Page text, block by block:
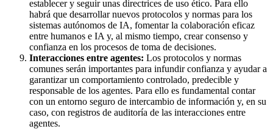
establecer y seguir unas directrices de uso ético. Para ello
habrá que desarrollar nuevos protocolos y normas para los
sistemas autónomos de IA, fomentar la colaboración eficaz
entre humanos e IA y, al mismo tiempo, crear consenso y
confianza en los procesos de toma de decisiones.
Interacciones entre agentes: Los protocolos y normas
comunes serán importantes para infundir confianza y ayudar a
garantizar un comportamiento controlado, predecible y
responsable de los agentes. Para ello es fundamental contar
con un entorno seguro de intercambio de información y, en su
caso, con registros de auditoría de las interacciones entre
agentes.